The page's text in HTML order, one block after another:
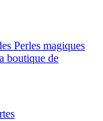
Perles magiques
boutique de